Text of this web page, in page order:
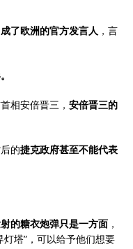
了欧洲的官方发言人 ，言
相安倍晋三， 安倍晋三的
的捷克政府甚至不能代表
的糖衣炮弹只是一方面 ，
塔”，可以给予他们想要